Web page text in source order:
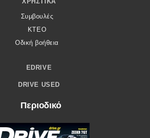
Συμβουλές
ΚΤΕΟ
Οδική βοήθεια
EDRIVE
DRIVE USED
Περιοδικό